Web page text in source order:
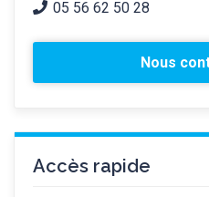
05 56 62 50 28
Nous
Accès rapide